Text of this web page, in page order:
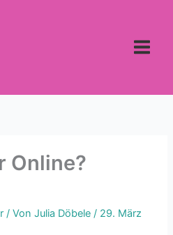
Online?
/ VonJulia Döbele/ 29. März